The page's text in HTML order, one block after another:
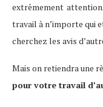
extrêmement
travail à n’importe qui
cherchez les avis
Mais on retiendra une
pour votre travail